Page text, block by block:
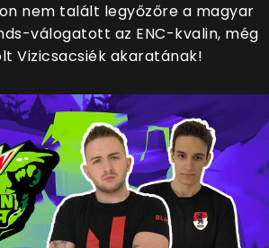
nem talált legyőzőre a magyar
válogatott az ENC-kvalin, még
Vizicsacsiék akaratának!